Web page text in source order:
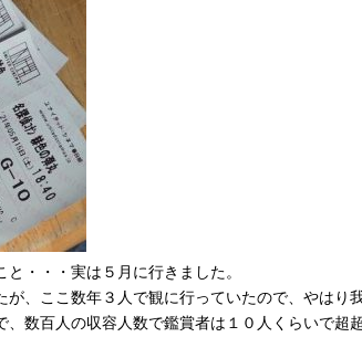
と・・・実は５月に行きました。
が、ここ数年３人で観に行っていたので、やは
、数百人の収容人数で鑑賞者は１０人くらいで超